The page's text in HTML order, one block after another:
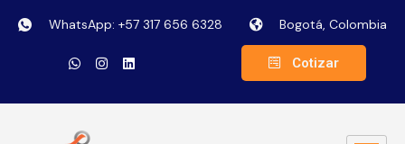
WhatsApp: +57 317 656 6328 Bogotá, Colombia
Cotizar